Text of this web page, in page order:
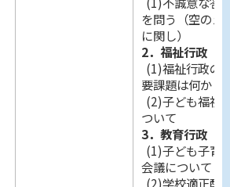
を問う（空のえ
に関し）
2．福祉行政
(1)福祉行政の
要課題は何か
(2)子ども福祉
ついて
3．教育行政
(1)子ども子育
会議について
(2)学校適正配